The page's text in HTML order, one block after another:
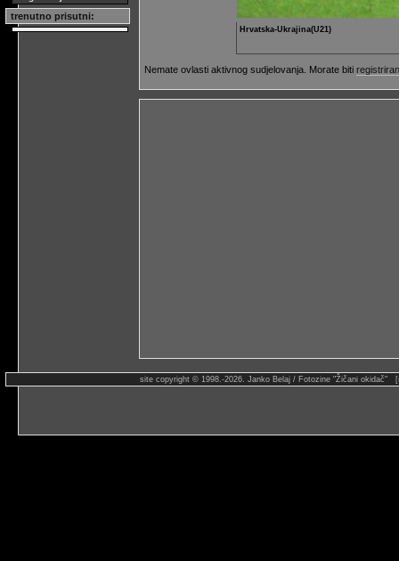
trenutno prisutni:
Hrvatska-Ukrajina(U21)
Nemate ovlasti aktivnog sudjelovanja. Morate biti
site copyright © 1998.-2026. Janko Belaj / Fotozine "Žičani okidač"